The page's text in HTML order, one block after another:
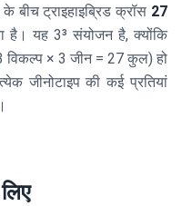
बीच ट्राइहाइब्रिड क्रॉस 27
है। यह 3³ संयोजन है, क्योंकि
विकल्प × 3 जीन = 27 कुल) हो
जीनोटाइप की कई प्रतियां